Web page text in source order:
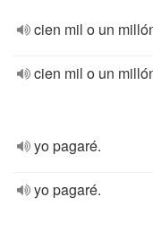
cien mil o un
cien mil o un
yo pagaré.
yo pagaré.